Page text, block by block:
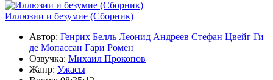
Иллюзии и безумие (Сборник)
Автор: Генрих Белль Леонид Андреев Стефан Цвейг Ги
де Мопассан Гари Ромен
Озвучка: Михаил Прокопов
Жанр: Ужасы